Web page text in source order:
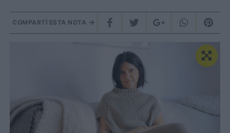
COMPARTÍ ESTA NOTA